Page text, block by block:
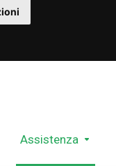
Assistenza